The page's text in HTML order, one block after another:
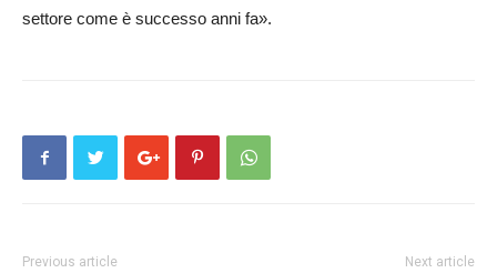
settore come è successo anni fa».
Previous article Next article